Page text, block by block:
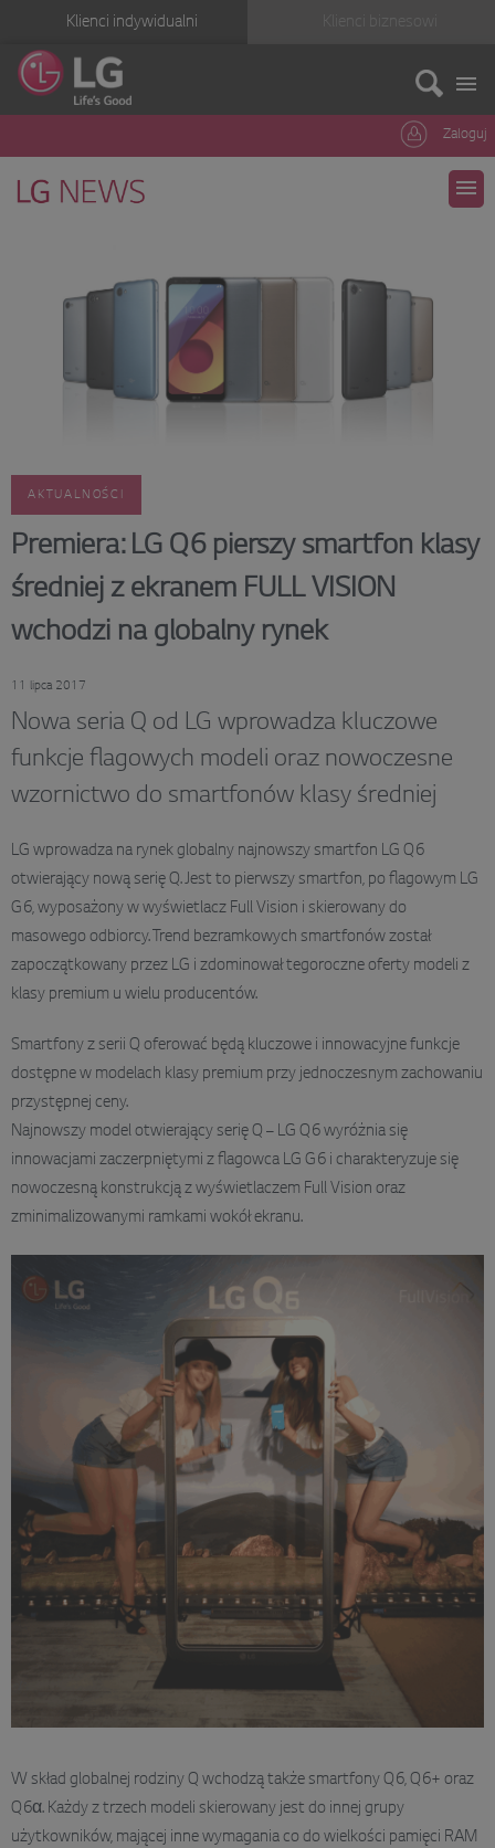
Klienci indywidualni
Zaloguj
AKTUALNOŚCI
Premiera: LG Q6 pierszy smartfon klasy
średniej z ekranem FULL VISION
wchodzi na globalny rynek
11 lipca 2017
Nowa seria Q od LG wprowadza kluczowe
funkcje flagowych modeli oraz nowoczesne
wzornictwo do smartfonów klasy średniej
LG wprowadza na rynek globalny najnowszy smartfon LG Q6
otwierający nową serię Q. Jest to pierwszy smartfon, po flagowym LG
G6, wyposażony w wyświetlacz Full Vision i skierowany do
masowego odbiorcy. Trend bezramkowych smartfonów został
zapoczątkowany przez LG i zdominował tegoroczne oferty modeli z
klasy premium u wielu producentów.
Smartfony z serii Q oferować będą kluczowe i innowacyjne funkcje
dostępne w modelach klasy premium przy jednoczesnym zachowaniu
przystępnej ceny.
Najnowszy model otwierający serię Q – LG Q6 wyróżnia się
innowacjami zaczerpniętymi z flagowca LG G6 i charakteryzuje się
nowoczesną konstrukcją z wyświetlaczem Full Vision oraz
zminimalizowanymi ramkami wokół ekranu.
W skład globalnej rodziny Q wchodzą także smartfony Q6, Q6+ oraz
Q6α. Każdy z trzech modeli skierowany jest do innej grupy
użytkowników, mającej inne wymagania co do wielkości pamięci RAM